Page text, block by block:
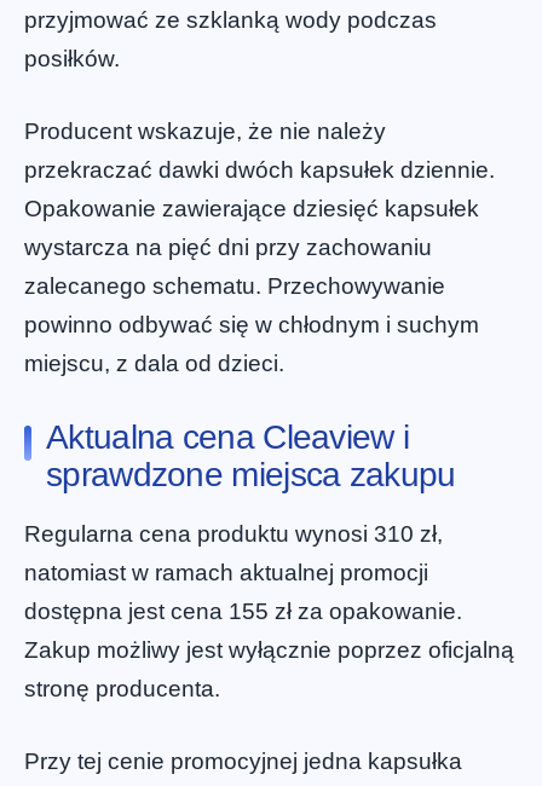
przyjmować ze szklanką wody podczas
posiłków.
Producent wskazuje, że nie należy
przekraczać dawki dwóch kapsułek dziennie.
Opakowanie zawierające dziesięć kapsułek
wystarcza na pięć dni przy zachowaniu
zalecanego schematu. Przechowywanie
powinno odbywać się w chłodnym i suchym
miejscu, z dala od dzieci.
Aktualna cena Cleaview i
sprawdzone miejsca zakupu
Regularna cena produktu wynosi 310 zł,
natomiast w ramach aktualnej promocji
dostępna jest cena 155 zł za opakowanie.
Zakup możliwy jest wyłącznie poprzez oficjalną
stronę producenta.
Przy tej cenie promocyjnej jedna kapsułka